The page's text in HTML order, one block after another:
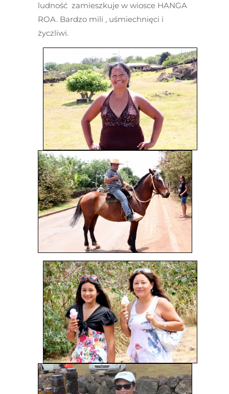
ludność zamieszkuje w wiosce HANGA
ROA. Bardzo mili , uśmiechnięci i
życzliwi.